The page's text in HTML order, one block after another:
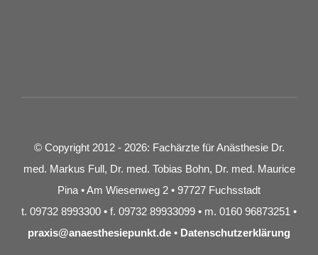
© Copyright 2012 - 2026: Fachärzte für Anästhesie Dr.
med. Markus Full, Dr. med. Tobias Bohn, Dr. med. Maurice
Pina • Am Wiesenweg 2 • 97727 Fuchsstadt
t. 09732 8993300 • f. 09732 89933099 • m. 0160 96873251 •
praxis@anaesthesiepunkt.de • Datenschutzerklärung